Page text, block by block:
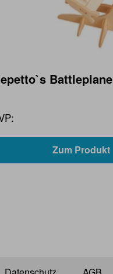
Battleplane
Zum Produkt